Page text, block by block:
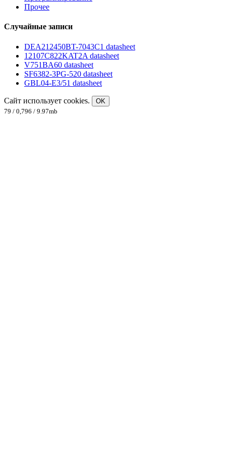
Прочее
Случайные записи
DEA212450BT-7043C1 datasheet
12107C822KAT2A datasheet
V751BA60 datasheet
SF6382-3PG-520 datasheet
GBL04-E3/51 datasheet
Сайт использует cookies.
OK
79 / 0,796 / 9.97mb